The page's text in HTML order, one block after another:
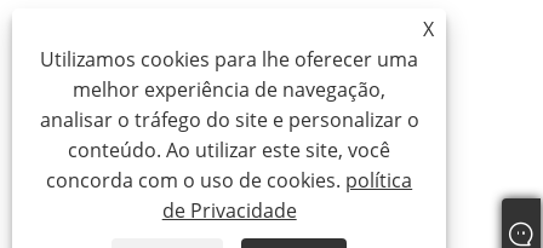
X
Utilizamos cookies para lhe oferecer uma
melhor experiência de navegação,
analisar o tráfego do site e personalizar o
conteúdo. Ao utilizar este site, você
concorda com o uso de cookies. política
de Privacidade